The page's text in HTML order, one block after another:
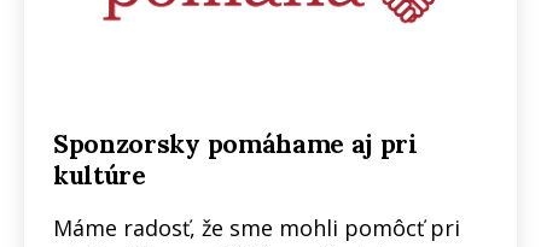
Sponzorsky pomáhame aj pri
kultúre
Máme radosť, že sme mohli pomôcť pri